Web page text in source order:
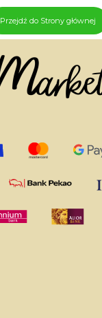
Przejdź do Strony głównej